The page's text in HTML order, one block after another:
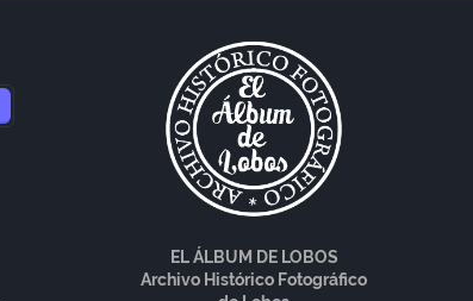
EL ÁLBUM DE LOBOS
Archivo Histórico Fotográfico